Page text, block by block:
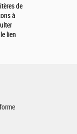
de
à
lien